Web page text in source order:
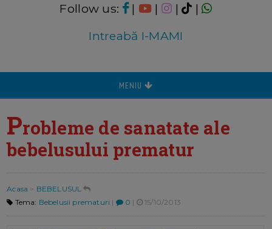
Follow us: | | |
|
Intreabă I-MAMI
MENIU
Probleme de sanatate ale
bebelusului prematur
Acasa > BEBELUSUL
Tema: Bebelusii prematuri | 0 | 15/10/2013